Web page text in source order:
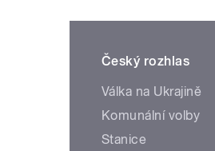
Český rozhlas
Válka na Ukrajině
Komunální volby
Stanice